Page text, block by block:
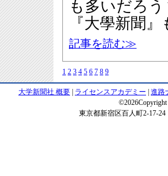
も多いだろ
『大學新聞
記事を読む≫
1 2 3 4 5 6 7 8 9
大学新聞社 概要 ライセンスアカデミー
進路
©2026Copyright
東京都新宿区百人町2-17-